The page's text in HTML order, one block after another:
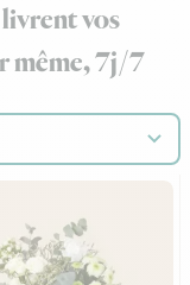
vos
même, 7j/7